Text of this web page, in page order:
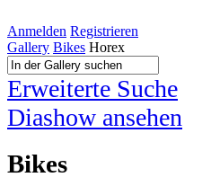
Anmelden Registrieren
Gallery Bikes Horex
Erweiterte Suche
Diashow ansehen
Bikes